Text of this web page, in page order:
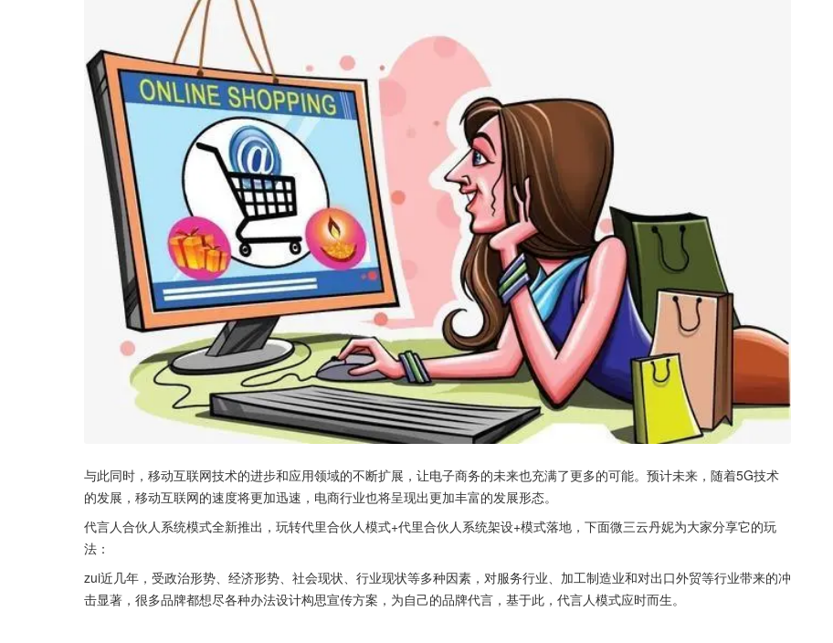
与此同时，移动互联网技术的进步和应用领域的不断扩展，让电子商务的未来也充满了更多的可能。预计未来，随着5G技术
的发展，移动互联网的速度将更加迅速，电商行业也将呈现出更加丰富的发展形态。
代言人合伙人系统模式全新推出，玩转代里合伙人模式+代里合伙人系统架设+模式落地，下面微三云丹妮为大家分享它的玩
法：
zui近几年，受政治形势、经济形势、社会现状、行业现状等多种因素，对服务行业、加工制造业和对出口外贸等行业带来的冲
击显著，很多品牌都想尽各种办法设计构思宣传方案，为自己的品牌代言，基于此，代言人模式应时而生。